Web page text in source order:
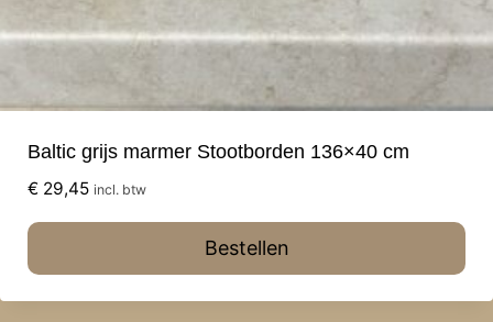
Baltic grijs marmer Stootborden 136×40 cm
€ 29,45 incl. btw
Bestellen